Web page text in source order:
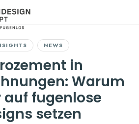
NEWS
in
Warum
auf fugenlose
setzen